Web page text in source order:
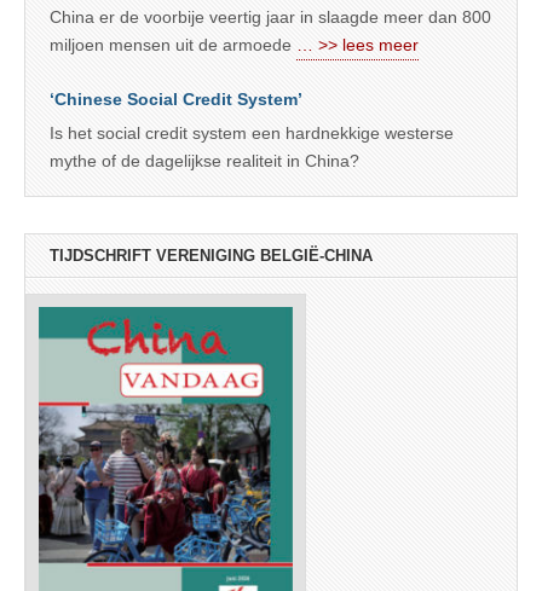
China er de voorbije veertig jaar in slaagde meer dan 800
miljoen mensen uit de armoede
… >> lees meer
‘Chinese Social Credit System’
Is het social credit system een hardnekkige westerse
mythe of de dagelijkse realiteit in China?
TIJDSCHRIFT VERENIGING BELGIË-CHINA